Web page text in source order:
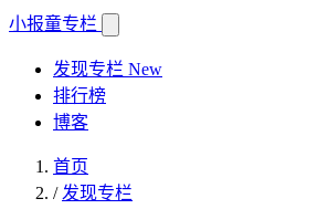
小报童专栏
发现专栏 New
排行榜
博客
首页
/ 发现专栏